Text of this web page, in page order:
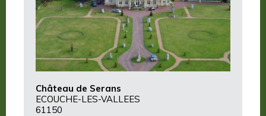
Château de Serans
ECOUCHE-LES-VALLEES
61150